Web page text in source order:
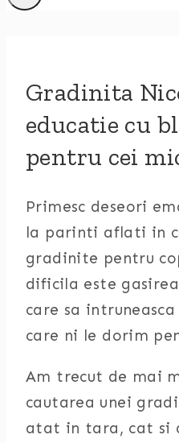
Gradinita
educatie cu
pentru cei
Primesc deseori
la parinti aflati in
gradinite pentru
dificila este
care sa
care ni le dorim
Am trecut de mai
cautarea unei
atat in tara, cat si